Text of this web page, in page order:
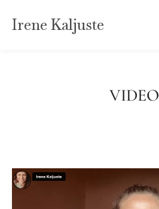
Irene Kaljuste
VIDEO